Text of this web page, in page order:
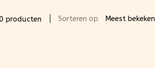
producten Sorteren op Meest bekeken